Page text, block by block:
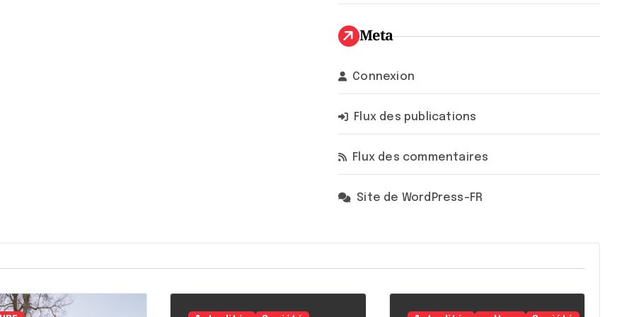
Meta
Connexion
Flux des publications
Flux des commentaires
Site de WordPress-FR